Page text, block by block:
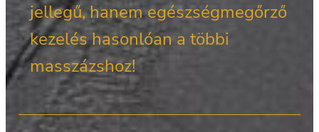
jellegű, hanem egészségmegőrző
kezelés hasonlóan a többi
masszázshoz!